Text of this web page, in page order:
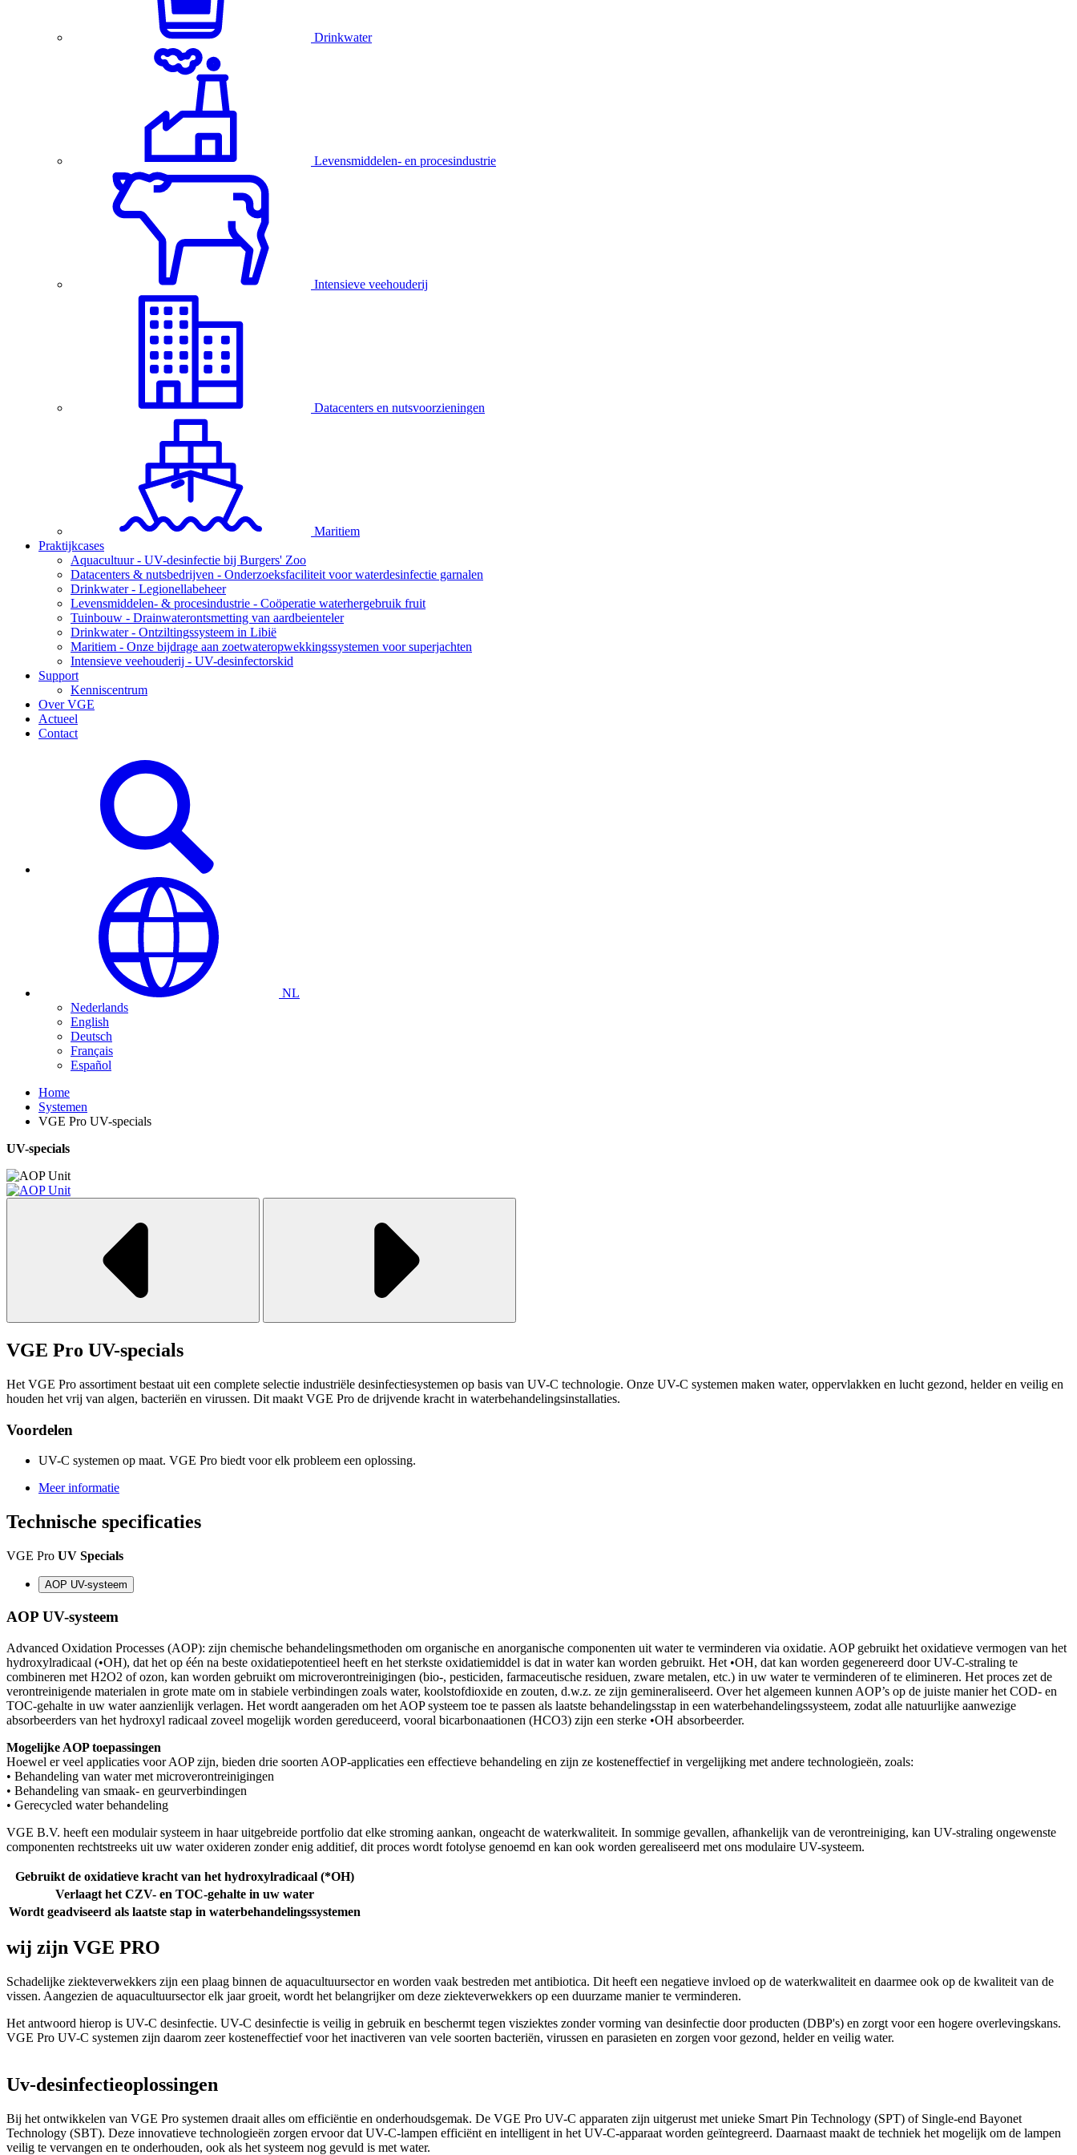
Drinkwater
Levensmiddelen- en procesindustrie
Intensieve veehouderij
Datacenters en nutsvoorzieningen
Maritiem
Praktijkcases
Aquacultuur - UV-desinfectie bij Burgers' Zoo
Datacenters & nutsbedrijven - Onderzoeksfaciliteit voor waterdesinfectie garnalen
Drinkwater - Legionellabeheer
Levensmiddelen- & procesindustrie - Coöperatie waterhergebruik fruit
Tuinbouw - Drainwaterontsmetting van aardbeienteler
Drinkwater - Ontziltingssysteem in Libië
Maritiem - Onze bijdrage aan zoetwateropwekkingssystemen voor superjachten
Intensieve veehouderij - UV-desinfectorskid
Support
Kenniscentrum
Over VGE
Actueel
Contact
NL
Nederlands
English
Deutsch
Français
Español
Home
Systemen
VGE Pro UV-specials
UV-specials
VGE Pro UV-specials
Het VGE Pro assortiment bestaat uit een complete selectie industriële desinfectiesystemen op basis van UV-C technologie. Onze UV-C systemen maken water, oppervlakken en lucht gezond, helder en veilig en
houden het vrij van algen, bacteriën en virussen. Dit maakt VGE Pro de drijvende kracht in waterbehandelingsinstallaties.
Voordelen
UV-C systemen op maat. VGE Pro biedt voor elk probleem een oplossing.
Meer informatie
Technische specificaties
VGE Pro UV Specials
AOP UV-systeem
AOP UV-systeem
Advanced Oxidation Processes (AOP): zijn chemische behandelingsmethoden om organische en anorganische componenten uit water te verminderen via oxidatie. AOP gebruikt het oxidatieve vermogen van het
hydroxylradicaal (•OH), dat het op één na beste oxidatiepotentieel heeft en het sterkste oxidatiemiddel is dat in water kan worden gebruikt. Het •OH, dat kan worden gegenereerd door UV-C-straling te
combineren met H2O2 of ozon, kan worden gebruikt om microverontreinigingen (bio-, pesticiden, farmaceutische residuen, zware metalen, etc.) in uw water te verminderen of te elimineren. Het proces zet de
verontreinigende materialen in grote mate om in stabiele verbindingen zoals water, koolstofdioxide en zouten, d.w.z. ze zijn gemineraliseerd. Over het algemeen kunnen AOP’s op de juiste manier het COD- en
TOC-gehalte in uw water aanzienlijk verlagen. Het wordt aangeraden om het AOP systeem toe te passen als laatste behandelingsstap in een waterbehandelingssysteem, zodat alle natuurlijke aanwezige
absorbeerders van het hydroxyl radicaal zoveel mogelijk worden gereduceerd, vooral bicarbonaationen (HCO3) zijn een sterke •OH absorbeerder.
Mogelijke AOP toepassingen
Hoewel er veel applicaties voor AOP zijn, bieden drie soorten AOP-applicaties een effectieve behandeling en zijn ze kosteneffectief in vergelijking met andere technologieën, zoals:
• Behandeling van water met microverontreinigingen
• Behandeling van smaak- en geurverbindingen
• Gerecycled water behandeling
VGE B.V. heeft een modulair systeem in haar uitgebreide portfolio dat elke stroming aankan, ongeacht de waterkwaliteit. In sommige gevallen, afhankelijk van de verontreiniging, kan UV-straling ongewenste
componenten rechtstreeks uit uw water oxideren zonder enig additief, dit proces wordt fotolyse genoemd en kan ook worden gerealiseerd met ons modulaire UV-systeem.
Gebruikt de oxidatieve kracht van het hydroxylradicaal (*OH)
Verlaagt het CZV- en TOC-gehalte in uw water
Wordt geadviseerd als laatste stap in waterbehandelingssystemen
wij zijn VGE PRO
Schadelijke ziekteverwekkers zijn een plaag binnen de aquacultuursector en worden vaak bestreden met antibiotica. Dit heeft een negatieve invloed op de waterkwaliteit en daarmee ook op de kwaliteit van de
vissen. Aangezien de aquacultuursector elk jaar groeit, wordt het belangrijker om deze ziekteverwekkers op een duurzame manier te verminderen.
Het antwoord hierop is UV-C desinfectie. UV-C desinfectie is veilig in gebruik en beschermt tegen visziektes zonder vorming van desinfectie door producten (DBP's) en zorgt voor een hogere overlevingskans.
VGE Pro UV-C systemen zijn daarom zeer kosteneffectief voor het inactiveren van vele soorten bacteriën, virussen en parasieten en zorgen voor gezond, helder en veilig water.
Uv-desinfectieoplossingen
Bij het ontwikkelen van VGE Pro systemen draait alles om efficiëntie en onderhoudsgemak. De VGE Pro UV-C apparaten zijn uitgerust met unieke Smart Pin Technology (SPT) of Single-end Bayonet
Technology (SBT). Deze innovatieve technologieën zorgen ervoor dat UV-C-lampen efficiënt en intelligent in het UV-C-apparaat worden geïntegreerd. Daarnaast maakt de techniek het mogelijk om de lampen
veilig te vervangen en te onderhouden, ook als het systeem nog gevuld is met water.